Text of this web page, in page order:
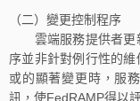
（二）變更控制程序
雲端服務提供者更
序並非針對例行性的
或的顯著變更時，服
訊，使FedRAMP得以